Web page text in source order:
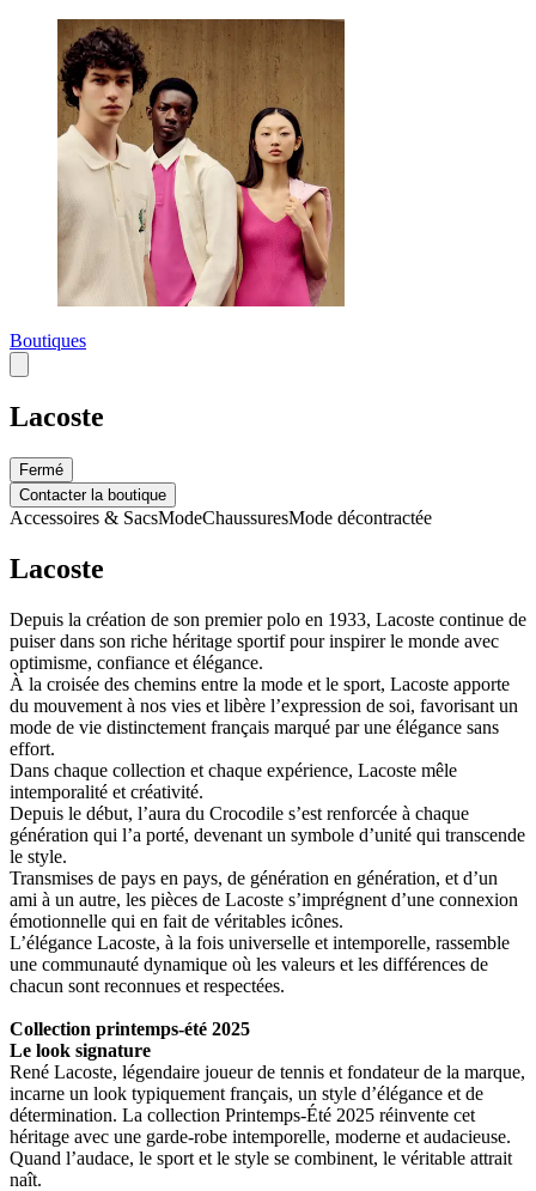
Boutiques
Lacoste
Fermé
Contacter la boutique
Accessoires & SacsModeChaussuresMode décontractée
Lacoste
Depuis la création de son premier polo en 1933, Lacoste continue de
puiser dans son riche héritage sportif pour inspirer le monde avec
optimisme, confiance et élégance.
À la croisée des chemins entre la mode et le sport, Lacoste apporte
du mouvement à nos vies et libère l’expression de soi, favorisant un
mode de vie distinctement français marqué par une élégance sans
effort.
Dans chaque collection et chaque expérience, Lacoste mêle
intemporalité et créativité.
Depuis le début, l’aura du Crocodile s’est renforcée à chaque
génération qui l’a porté, devenant un symbole d’unité qui transcende
le style.
Transmises de pays en pays, de génération en génération, et d’un
ami à un autre, les pièces de Lacoste s’imprégnent d’une connexion
émotionnelle qui en fait de véritables icônes.
L’élégance Lacoste, à la fois universelle et intemporelle, rassemble
une communauté dynamique où les valeurs et les différences de
chacun sont reconnues et respectées.
Collection printemps-été 2025
Le look signature
René Lacoste, légendaire joueur de tennis et fondateur de la marque,
incarne un look typiquement français, un style d’élégance et de
détermination. La collection Printemps-Été 2025 réinvente cet
héritage avec une garde-robe intemporelle, moderne et audacieuse.
Quand l’audace, le sport et le style se combinent, le véritable attrait
naît.